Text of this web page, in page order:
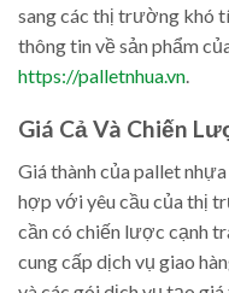
sang các thị trường khó
thông tin về sản phẩm
https://palletnhua.vn
Giá Cả Và Chiến
Giá thành của pallet
hợp với yêu cầu của thị
cần có chiến lược cạnh
cung cấp dịch vụ giao